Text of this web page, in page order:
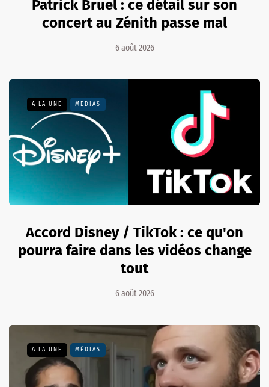
Patrick Bruel : ce détail sur son
concert au Zénith passe mal
6 août 2026
A LA UNE MÉDIAS
Accord Disney / TikTok : ce qu'on
pourra faire dans les vidéos change
tout
6 août 2026
A LA UNE MÉDIAS